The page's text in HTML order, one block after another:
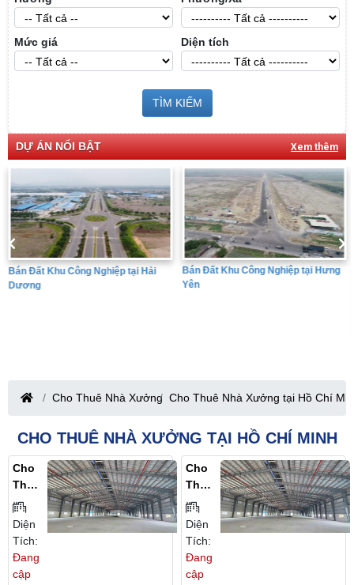
Mức giá Diện tích
TÌM KIẾM
DỰ ÁN NỔI BẬT Xem thêm
Bán Đất Khu Công Nghiệp tại Hải
Dương
Bán Đất Khu Công Nghiệp tại Hưng
Yên
Cho Thuê Nhà Xưởng Cho Thuê Nhà Xưởng tại Hồ Chí
CHO THUÊ NHÀ XƯỞNG TẠI HỒ CHÍ MINH
Cho
Thuê
Nhà
Xưở
Ng,
Kho
Xưở
Diện
Tích:
Đang
cập
Cho
Thuê
10.00
0m2
Nhà
Xưở
Ng
Diện
Tích:
Đang
cập